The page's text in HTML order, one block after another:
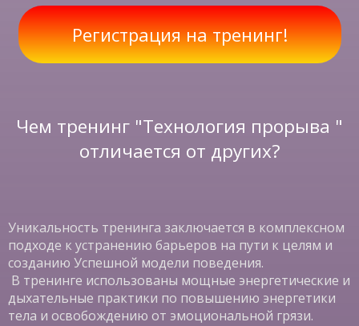
Регистрация на тренинг!
Чем тренинг "Технология прорыва "
отличается от других?
Уникальность тренинга заключается в комплексном
подходе к устранению барьеров на пути к целям и
созданию Успешной модели поведения.
В тренинге использованы мощные энергетические и
дыхательные практики по повышению энергетики
тела и освобождению от эмоциональной грязи.